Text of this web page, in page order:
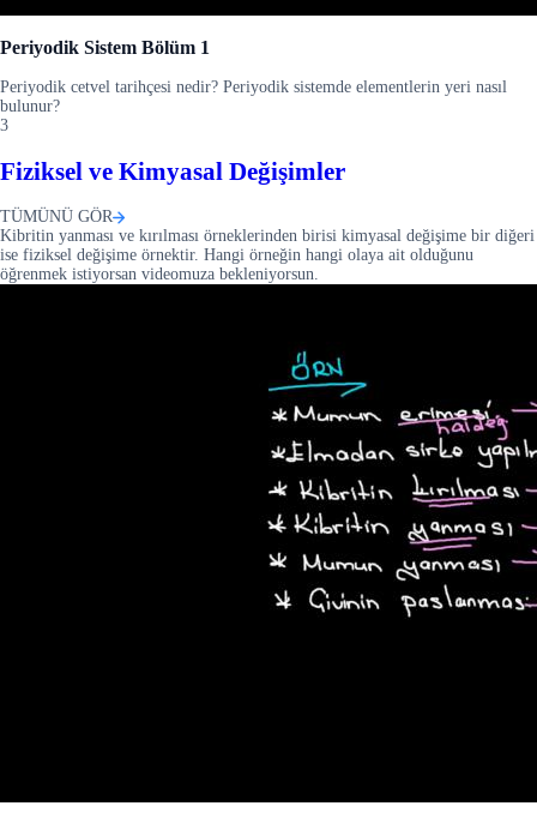
Periyodik Sistem Bölüm 1
Periyodik cetvel tarihçesi nedir? Periyodik sistemde elementlerin yeri nasıl
bulunur?
3
Fiziksel ve Kimyasal Değişimler
TÜMÜNÜ GÖR
Kibritin yanması ve kırılması örneklerinden birisi kimyasal değişime bir diğeri
ise fiziksel değişime örnektir. Hangi örneğin hangi olaya ait olduğunu
öğrenmek istiyorsan videomuza bekleniyorsun.